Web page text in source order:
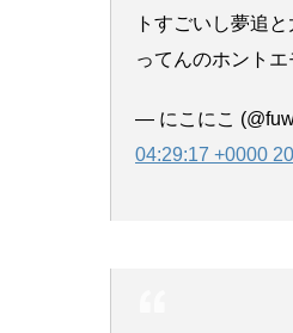
トすごいし夢追
ってんのホントエ
— にこにこ
04:29:17 +0000